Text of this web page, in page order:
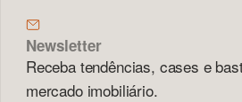
Newsletter
Receba tendências, cases e
mercado imobiliário.